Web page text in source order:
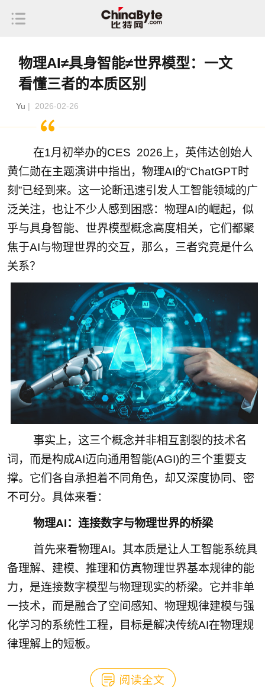
物理AI≠具身智能≠世界模型：一文
看懂三者的本质区别
Yu | 2026-02-26
在1月初举办的CES 2026上，英伟达创始人
黄仁勋在主题演讲中指出，物理AI的“ChatGPT时
刻”已经到来。这一论断迅速引发人工智能领域的广
泛关注，也让不少人感到困惑：物理AI的崛起，似
乎与具身智能、世界模型概念高度相关，它们都聚
焦于AI与物理世界的交互，那么，三者究竟是什么
关系？
事实上，这三个概念并非相互割裂的技术名
词，而是构成AI迈向通用智能(AGI)的三个重要支
撑。它们各自承担着不同角色，却又深度协同、密
不可分。具体来看：
物理AI：连接数字与物理世界的桥梁
首先来看物理AI。其本质是让人工智能系统具
备理解、建模、推理和仿真物理世界基本规律的能
力，是连接数字模型与物理现实的桥梁。它并非单
一技术，而是融合了空间感知、物理规律建模与强
化学习的系统性工程，目标是解决传统AI在物理规
律理解上的短板。